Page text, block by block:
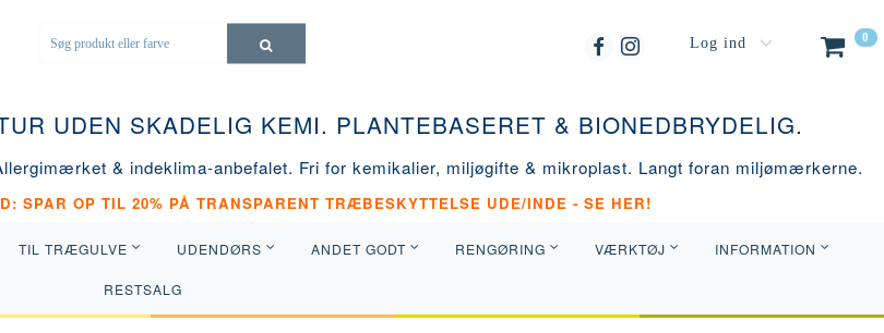
0
Log ind
UDEN SKADELIG KEMI. PLANTEBASERET & BIONEDBRYDELIG.
& indeklima-anbefalet. Fri for kemikalier, miljøgifte & mikroplast. Langt foran miljømærkerne.
SPAR OP TIL 20% PÅ TRANSPARENT TRÆBESKYTTELSE UDE/INDE - SE HER!
TIL TRÆGULVE UDENDØRS ANDET GODT RENGØRING VÆRKTØJ INFORMATION
RESTSALG